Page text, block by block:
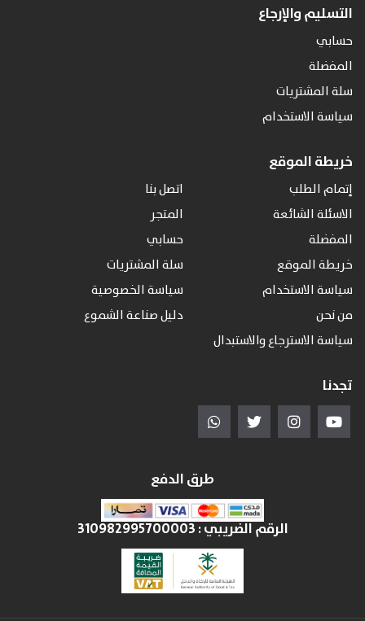
التسليم والإرجاع
حسابي
المفضلة
سلة المشتريات
سياسة الاستخدام
خريطة الموقع
إتمام الطلب
اتصل بنا
الاسئلة الشائعة
المتجر
المفضلة
حسابي
خريطة الموقع
سلة المشتريات
سياسة الاستخدام
سياسة الخصوصية
من نحن
دليل صناعة الشموع
سياسة الاسترجاع والاستبدال
تجدنا
طرق الدفع
الرقم الضريبي :310982995700003